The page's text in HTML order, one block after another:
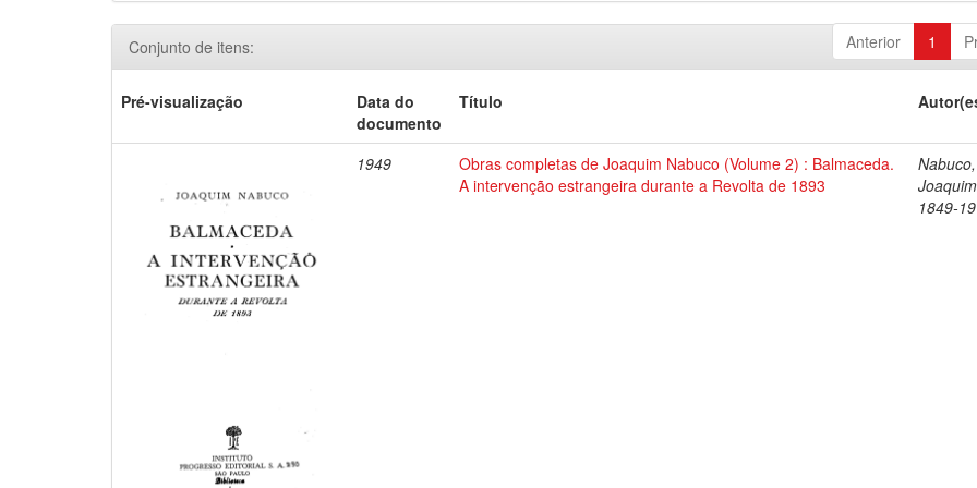
Anterior 1
Conjunto de itens:
Pré-visualização
Data do
documento
Título
1949
Obras completas de Joaquim Nabuco (Volume 2) : Balmaceda.
A intervenção estrangeira durante a Revolta de 1893
Nabuco,
1849-